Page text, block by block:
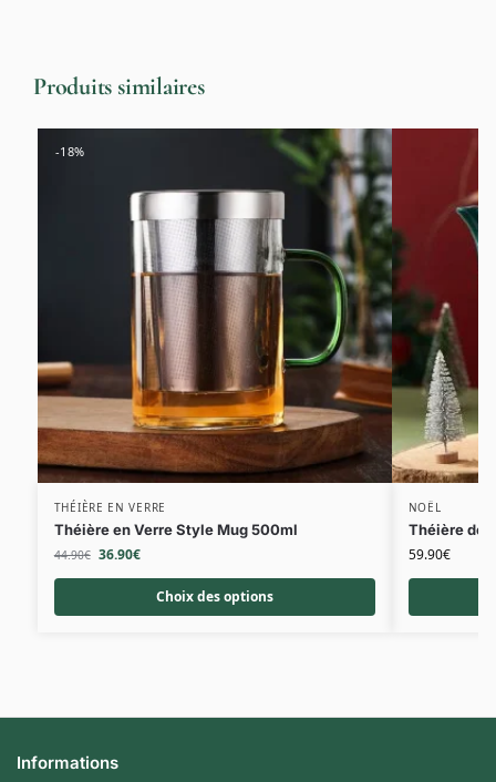
Produits similaires
-18%
THÉIÈRE EN VERRE
Théière en Verre Style Mug 500ml
44.90€ 36.90€
Choix des options
NOËL
Théière de
59.90€
Informations